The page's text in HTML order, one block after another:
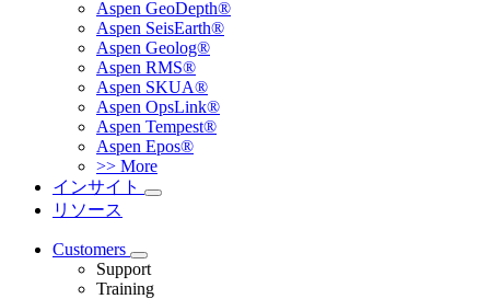
Aspen GeoDepth®
Aspen SeisEarth®
Aspen Geolog®
Aspen RMS®
Aspen SKUA®
Aspen OpsLink®
Aspen Tempest®
Aspen Epos®
>> More
インサイト
リソース
Customers
Support
Training